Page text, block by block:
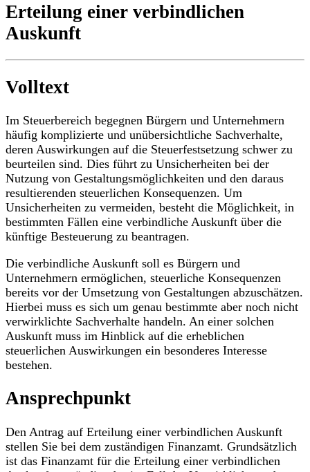
Erteilung einer verbindlichen
Auskunft
Volltext
Im Steuerbereich begegnen Bürgern und Unternehmern
häufig komplizierte und unübersichtliche Sachverhalte,
deren Auswirkungen auf die Steuerfestsetzung schwer zu
beurteilen sind. Dies führt zu Unsicherheiten bei der
Nutzung von Gestaltungsmöglichkeiten und den daraus
resultierenden steuerlichen Konsequenzen. Um
Unsicherheiten zu vermeiden, besteht die Möglichkeit, in
bestimmten Fällen eine verbindliche Auskunft über die
künftige Besteuerung zu beantragen.
Die verbindliche Auskunft soll es Bürgern und
Unternehmern ermöglichen, steuerliche Konsequenzen
bereits vor der Umsetzung von Gestaltungen abzuschätzen.
Hierbei muss es sich um genau bestimmte aber noch nicht
verwirklichte Sachverhalte handeln. An einer solchen
Auskunft muss im Hinblick auf die erheblichen
steuerlichen Auswirkungen ein besonderes Interesse
bestehen.
Ansprechpunkt
Den Antrag auf Erteilung einer verbindlichen Auskunft
stellen Sie bei dem zuständigen Finanzamt. Grundsätzlich
ist das Finanzamt für die Erteilung einer verbindlichen